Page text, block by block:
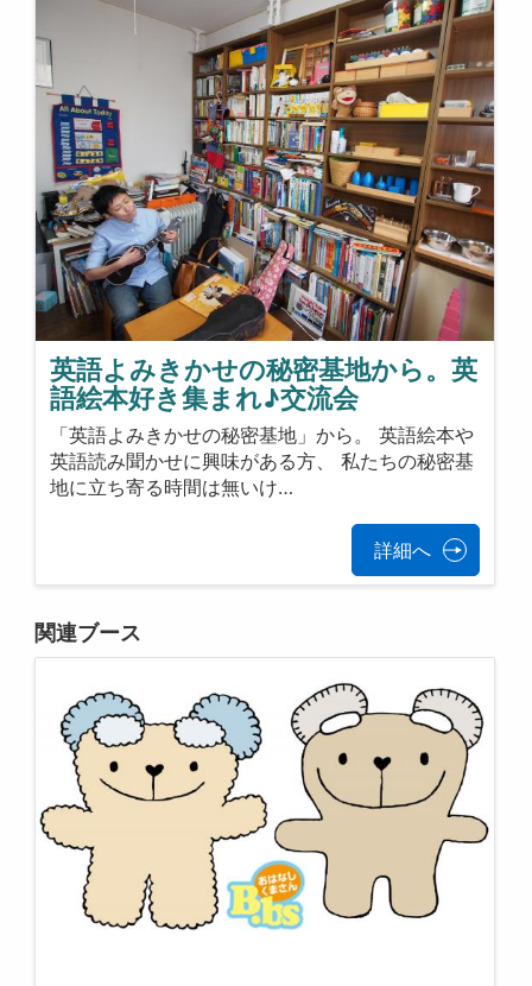
英語よみきかせの秘密基地から。英
語絵本好き集まれ♪交流会
「英語よみきかせの秘密基地」から。 英語絵本や
英語読み聞かせに興味がある方、 私たちの秘密基
地に立ち寄る時間は無いけ…
詳細へ
関連ブース